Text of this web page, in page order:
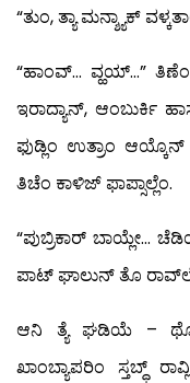
“ತುಂ, ತ್ಯಾ ಮನ್ಶ್ಯಾಕ್
“ಹಾಂವ್… ವ್ಹಯ್…”
ಇರಾದ್ಯಾನ್, ಆಂಬುರ್ಕಿ
ಫುಡ್ಲಿಂ ಉತ್ರಾಂ
ತಿಚೆಂ ಕಾಳಿಜ್ ಫಾಪ್ಸಾಲ್ಲೆಂ.
“ಪುಬ್ರಿಕಾರ್ ಬಾಯ್ಲೇ…
ಪಾಟ್ ಘಾಲುನ್ ತೊ
ಆನಿ ತ್ಯೆ ಘಡಿಯೆ –
ಖಾಂಬ್ಯಾಪರಿಂ ಸ್ತಬ್ಧ್